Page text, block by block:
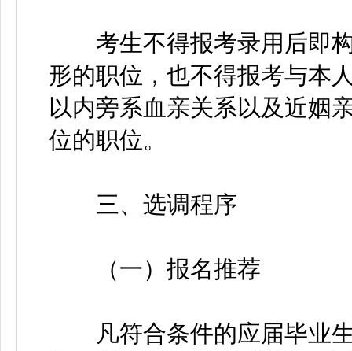
考生不得报考录用后即构
形的职位，也不得报考与本
以内旁系血亲关系以及近姻
位的职位。
三、选调程序
（一）报名推荐
凡符合条件的应届毕业生